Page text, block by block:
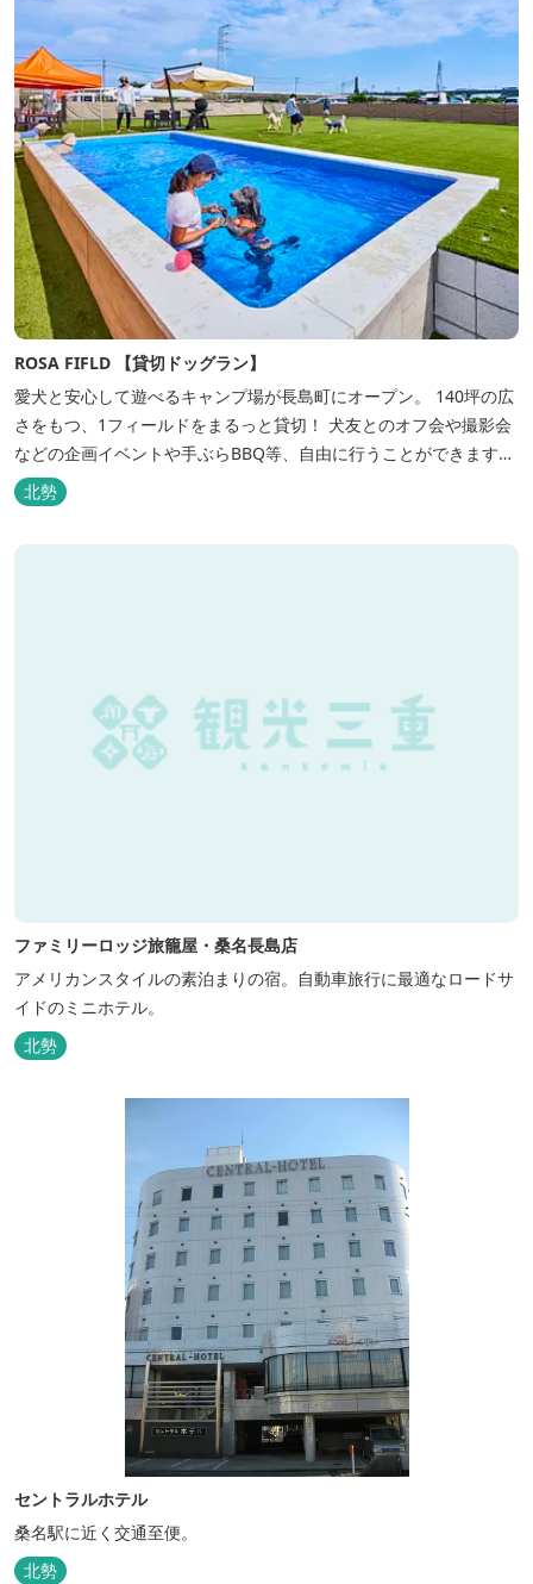
ROSA FIFLD 【貸切ドッグラン】
愛犬と安心して遊べるキャンプ場が長島町にオープン。 140坪の広
さをもつ、1フィールドをまるっと貸切！ 犬友とのオフ会や撮影会
などの企画イベントや手ぶらBBQ等、自由に行うことができます。
フードメニューも豊富で手ぶらでBBQを予算に合わせてお選びいた
だき、楽しんでいただくことがてぎます。 ドックランは全面人工芝
北勢
ファミリーロッジ旅籠屋・桑名長島店
アメリカンスタイルの素泊まりの宿。自動車旅行に最適なロードサ
イドのミニホテル。
北勢
セントラルホテル
桑名駅に近く交通至便。
北勢